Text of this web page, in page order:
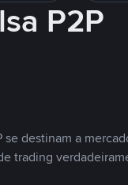
P2P
destinam a
trading